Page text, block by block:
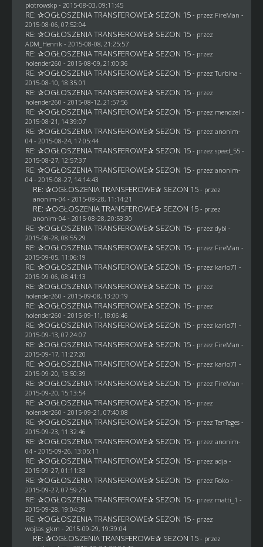
piotrowskp- 2015-08-03, 09:11:45
RE: ✰OGŁOSZENIA TRANSFEROWE✰ SEZON 15 - przez FireMan -
2015-08-06, 07:52:04
RE: ✰OGŁOSZENIA TRANSFEROWE✰ SEZON 15 - przez
ADM_Henrik - 2015-08-08, 21:25:57
RE: ✰OGŁOSZENIA TRANSFEROWE✰ SEZON 15 - przez
holender260 - 2015-08-09, 21:00:36
RE: ✰OGŁOSZENIA TRANSFEROWE✰ SEZON 15 - przez Turbina -
2015-08-10, 18:35:01
RE: ✰OGŁOSZENIA TRANSFEROWE✰ SEZON 15 - przez
holender260 - 2015-08-12, 21:57:56
RE: ✰OGŁOSZENIA TRANSFEROWE✰ SEZON 15 - przez mendzel -
2015-08-21, 14:39:07
RE: ✰OGŁOSZENIA TRANSFEROWE✰ SEZON 15 - przez anonim-
04- 2015-08-24, 17:05:44
RE: ✰OGŁOSZENIA TRANSFEROWE✰ SEZON 15 - przez speed_55 -
2015-08-27, 12:57:37
RE: ✰OGŁOSZENIA TRANSFEROWE✰ SEZON 15 - przez anonim-
04- 2015-08-27, 14:14:43
RE: ✰OGŁOSZENIA TRANSFEROWE✰ SEZON 15 - przez
anonim-04- 2015-08-28, 11:14:21
RE: ✰OGŁOSZENIA TRANSFEROWE✰ SEZON 15 - przez
anonim-04- 2015-08-28, 20:53:30
RE: ✰OGŁOSZENIA TRANSFEROWE✰ SEZON 15 - przez dybi -
2015-08-28, 08:55:29
RE: ✰OGŁOSZENIA TRANSFEROWE✰ SEZON 15 - przez FireMan -
2015-09-05, 11:06:19
RE: ✰OGŁOSZENIA TRANSFEROWE✰ SEZON 15 - przez karlo71 -
2015-09-06, 08:41:13
RE: ✰OGŁOSZENIA TRANSFEROWE✰ SEZON 15 - przez
holender260 - 2015-09-08, 13:20:19
RE: ✰OGŁOSZENIA TRANSFEROWE✰ SEZON 15 - przez
holender260 - 2015-09-11, 18:06:46
RE: ✰OGŁOSZENIA TRANSFEROWE✰ SEZON 15 - przez karlo71 -
2015-09-13, 07:24:07
RE: ✰OGŁOSZENIA TRANSFEROWE✰ SEZON 15 - przez FireMan -
2015-09-17, 11:27:20
RE: ✰OGŁOSZENIA TRANSFEROWE✰ SEZON 15 - przez karlo71 -
2015-09-20, 13:50:39
RE: ✰OGŁOSZENIA TRANSFEROWE✰ SEZON 15 - przez FireMan -
2015-09-20, 15:13:54
RE: ✰OGŁOSZENIA TRANSFEROWE✰ SEZON 15 - przez
holender260 - 2015-09-21, 07:40:08
RE: ✰OGŁOSZENIA TRANSFEROWE✰ SEZON 15 - przezTenTeges-
2015-09-23, 11:32:46
RE: ✰OGŁOSZENIA TRANSFEROWE✰ SEZON 15 - przez anonim-
04- 2015-09-26, 13:05:11
RE: ✰OGŁOSZENIA TRANSFEROWE✰ SEZON 15 - przez adja -
2015-09-27, 01:11:33
RE: ✰OGŁOSZENIA TRANSFEROWE✰ SEZON 15 - przez Roko-
2015-09-27, 07:59:25
RE: ✰OGŁOSZENIA TRANSFEROWE✰ SEZON 15 - przez matti_1 -
2015-09-28, 19:04:39
RE: ✰OGŁOSZENIA TRANSFEROWE✰ SEZON 15 - przez
wojtas_gkm - 2015-09-29, 19:39:04
RE: ✰OGŁOSZENIA TRANSFEROWE✰ SEZON 15 - przez